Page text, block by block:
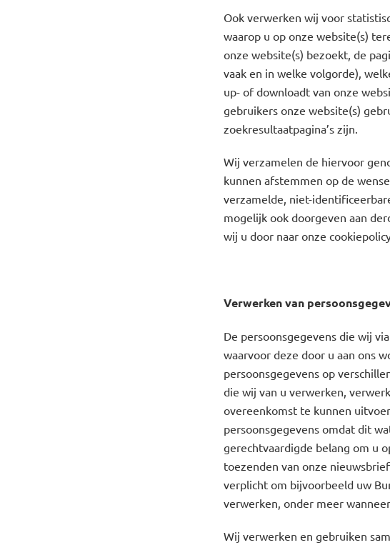
Ook verwerken wij voor
waarop u op onze website(s)
onze website(s) bezoekt, de
vaak en in welke volgorde),
up- of downloadt van onze
gebruikers onze website(s)
zoekresultaatpagina’s zijn.
Wij verzamelen de hiervoor
kunnen afstemmen op de
verzamelde, niet-
mogelijk ook doorgeven aan
wij u door naar onze
Verwerken van
De persoonsgegevens die wij
waarvoor deze door u aan ons
persoonsgegevens op
die wij van u verwerken,
overeenkomst te kunnen
persoonsgegevens omdat dit
gerechtvaardigde belang om u
toezenden van onze
verplicht om bijvoorbeeld uw
verwerken, onder meer
Wij verwerken en gebruiken